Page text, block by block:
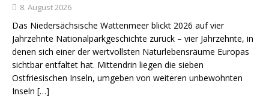
8. August 2026
Das Niedersächsische Wattenmeer blickt 2026 auf vier
Jahrzehnte Nationalparkgeschichte zurück – vier Jahrzehnte, in
denen sich einer der wertvollsten Naturlebensräume Europas
sichtbar entfaltet hat. Mittendrin liegen die sieben
Ostfriesischen Inseln, umgeben von weiteren unbewohnten
Inseln […]